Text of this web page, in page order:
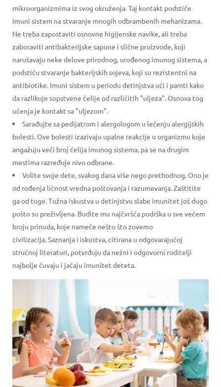
mikroorganizmima iz svog okruženja. Taj kontakt podstiče
imuni sistem na stvaranje mnogih odbrambenih mehanizama.
Ne treba zapostaviti osnovne higijenske navike, ali treba
zaboraviti antibakterijske sapune i slične proizvode, koji
narušavaju neke delove prirodnog, urođenog imunog sistema, a
podstiču stvaranje bakterijskih sojeva, koji su rezistentni na
antibiotike. Imuni sistem u periodu detinjstva uči i pamti kako
da razlikuje sopstvene ćelije od različitih "uljeza". Osnova tog
učenja je kontakt sa "uljezom".
Sarađujte sa pedijatrom i alergologom u lečenju alergijskih
bolesti. Ove bolesti izazivaju upalne reakcije u organizmu koje
angažuju veći broj ćelija imunog sistema, pa se na drugim
mestima razređuje nivo odbrane.
Volite svoje dete, svakog dana više nego prethodnog. Ono je
od rođenja ličnost vredna poštovanja i razumevanja. Zaštitite
ga od tuge. Tužna iskustva u detinjstvu slabe imunitet još dugo
pošto su preživljena. Budite mu najčvršća podrška u sve većem
broju prinuda, koje nameće nešto što zovemo
civilizacija. Saznanja i iskustva, citirana u odgovarajućoj
stručnoj literaturi, potvrđuju da nežni i odgovorni roditelji
najbolje čuvaju i jačaju imunitet deteta.